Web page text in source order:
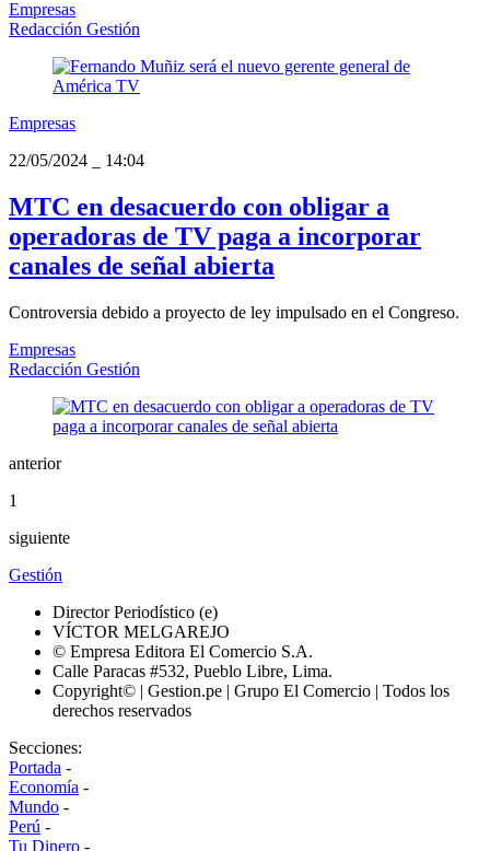
Empresas
Redacción Gestión
Empresas
22/05/2024
14:04
MTC en desacuerdo con obligar a
operadoras de TV paga a incorporar
canales de señal abierta
Controversia debido a proyecto de ley impulsado en el Congreso.
Empresas
Redacción Gestión
anterior
1
siguiente
Gestión
Director Periodístico (e)
VÍCTOR MELGAREJO
© Empresa Editora El Comercio S.A.
Calle Paracas #532, Pueblo Libre, Lima.
Copyright© | Gestion.pe | Grupo El Comercio | Todos los
derechos reservados
Secciones:
Portada -
Economía -
Mundo -
Perú -
Tu Dinero -